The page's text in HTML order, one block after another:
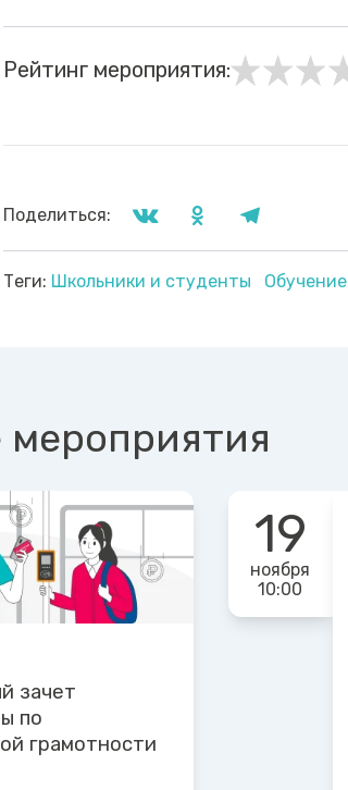
Рейтинг мероприятия:
Поделиться:
Теги: Школьники и студенты Обучение
зачет
по
грамотности
19
ноября
10:00